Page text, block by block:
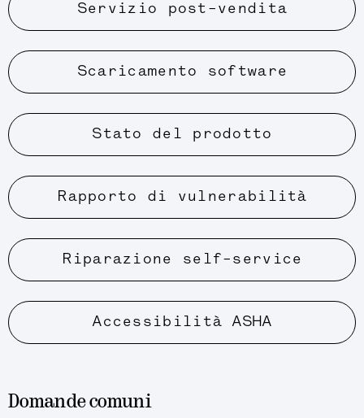
Servizio post-vendita
Scaricamento software
Stato del prodotto
Rapporto di vulnerabilità
Riparazione self-service
Accessibilità ASHA
Domande comuni